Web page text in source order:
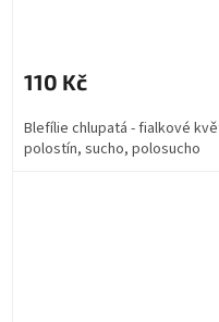
110 Kč
Blefílie chlupatá - fialkové
polostín, sucho, polosucho